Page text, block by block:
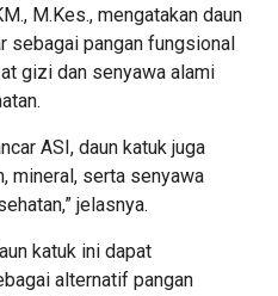
M.Kes., mengatakan daun
pangan fungsional
gizi dan senyawa alami
ASI, daun katuk juga
mineral, serta senyawa
jelasnya.
katuk ini dapat
alternatif pangan